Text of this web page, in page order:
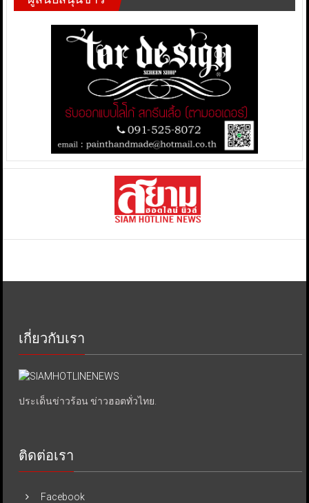
เกี่ยวกับเรา
ประเด็นข่าวร้อน ข่าวฮอตทั่วไทย.
ติดต่อเรา
Facebook